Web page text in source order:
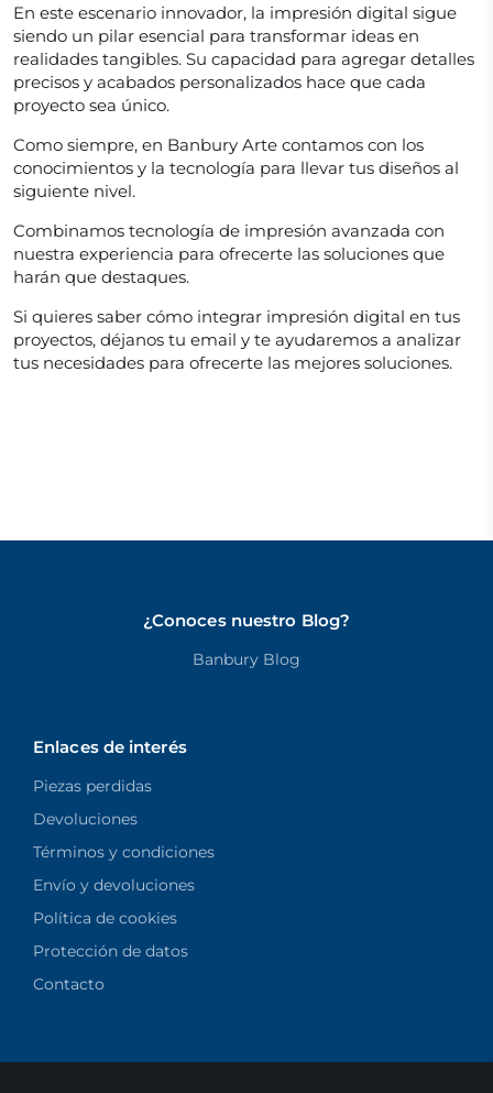
En este escenario innovador, la impresión digital sigue
siendo un pilar esencial para transformar ideas en
realidades tangibles. Su capacidad para agregar detalles
precisos y acabados personalizados hace que cada
proyecto sea único.
Como siempre, en Banbury Arte contamos con los
conocimientos y la tecnología para llevar tus diseños al
siguiente nivel.
Combinamos tecnología de impresión avanzada con
nuestra experiencia para ofrecerte las soluciones que
harán que destaques.
Si quieres saber cómo integrar impresión digital en tus
proyectos, déjanos tu email y te ayudaremos a analizar
tus necesidades para ofrecerte las mejores soluciones.
¿Conoces nuestro Blog?
Banbury Blog
Enlaces de interés
Piezas perdidas
Devoluciones
Términos y condiciones
Envío y devoluciones
Política de cookies
Protección de datos
Contacto